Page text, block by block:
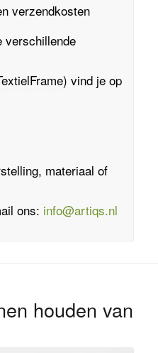
verzendkosten
verschillende
) vind je op
materiaal of
ons: info@artiqs.nl
houden van